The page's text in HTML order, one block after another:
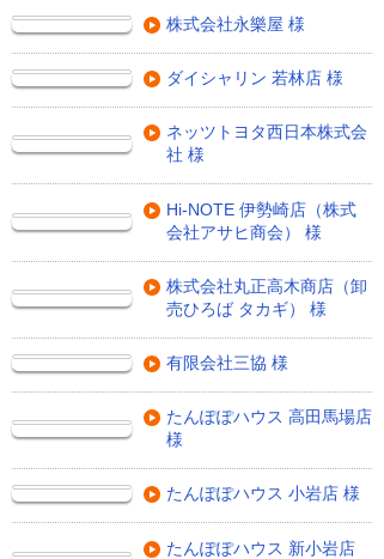
株式会社永樂屋 様
ダイシャリン 若林店 様
ネッツトヨタ西日本株式会
社 様
Hi-NOTE 伊勢崎店（株式
会社アサヒ商会） 様
株式会社丸正高木商店（卸
売ひろば タカギ） 様
有限会社三協 様
たんぽぽハウス 高田馬場店
様
たんぽぽハウス 小岩店 様
たんぽぽハウス 新小岩店